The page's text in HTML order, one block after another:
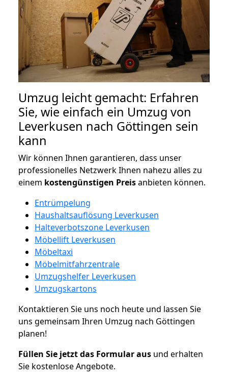
Umzug leicht gemacht: Erfahren
Sie, wie einfach ein Umzug von
Leverkusen nach Göttingen sein
kann
Wir können Ihnen garantieren, dass unser
professionelles Netzwerk Ihnen nahezu alles zu
einem kostengünstigen Preisanbieten können.
Entrümpelung
Haushaltsauflösung Leverkusen
Halteverbotszone Leverkusen
Möbellift Leverkusen
Möbeltaxi
Möbelmitfahrzentrale
Umzugshelfer Leverkusen
Umzugskartons
Kontaktieren Sie uns noch heute und lassen Sie
uns gemeinsam Ihren Umzug nach Göttingen
planen!
Füllen Sie jetzt das Formular aus und erhalten
Sie kostenlose Angebote.